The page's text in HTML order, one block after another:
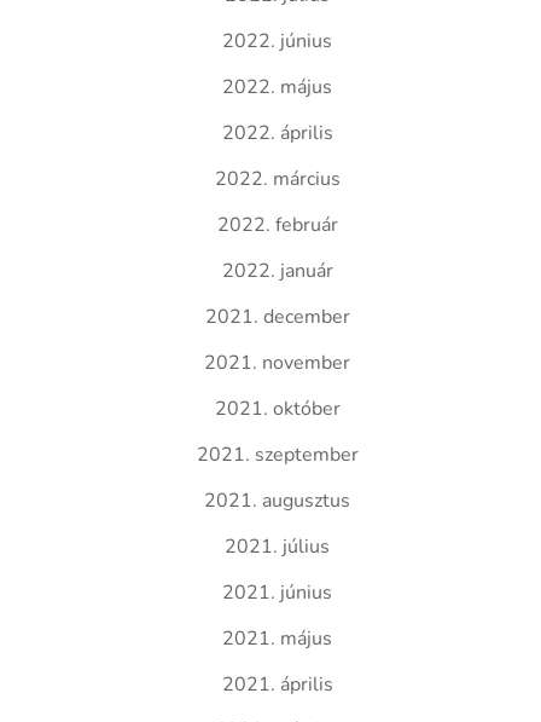
2022. június
2022. május
2022. április
2022. március
2022. február
2022. január
2021. december
2021. november
2021. október
2021. szeptember
2021. augusztus
2021. július
2021. június
2021. május
2021. április